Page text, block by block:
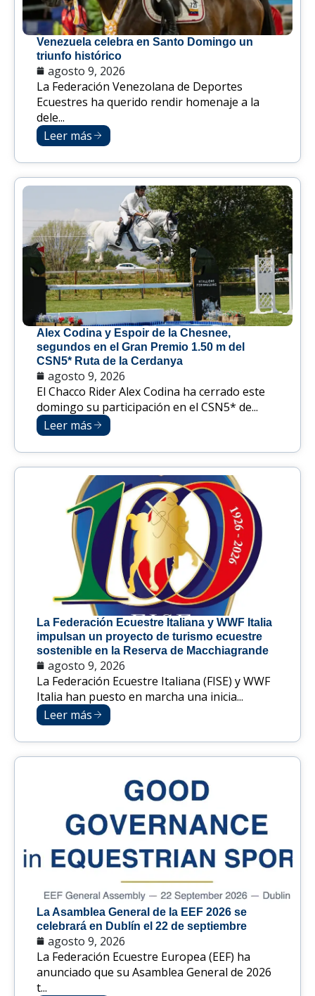
Venezuela celebra en Santo Domingo un
triunfo histórico
agosto 9, 2026
La Federación Venezolana de Deportes
Ecuestres ha querido rendir homenaje a la
dele...
Leer más
Alex Codina y Espoir de la Chesnee,
segundos en el Gran Premio 1.50 m del
CSN5* Ruta de la Cerdanya
agosto 9, 2026
El Chacco Rider Alex Codina ha cerrado este
domingo su participación en el CSN5* de...
Leer más
La Federación Ecuestre Italiana y WWF Italia
impulsan un proyecto de turismo ecuestre
sostenible en la Reserva de Macchiagrande
agosto 9, 2026
La Federación Ecuestre Italiana (FISE) y WWF
Italia han puesto en marcha una inicia...
Leer más
La Asamblea General de la EEF 2026 se
celebrará en Dublín el 22 de septiembre
agosto 9, 2026
La Federación Ecuestre Europea (EEF) ha
anunciado que su Asamblea General de 2026
t...